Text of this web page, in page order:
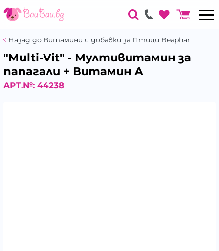
Назад до Витамини и добавки за Птици Beaphar
"Multi-Vit" - Мултивитамин за
папагали + Витамин А
АРТ.№: 44238